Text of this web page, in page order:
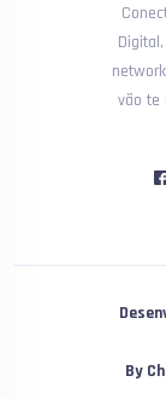
vão te
By